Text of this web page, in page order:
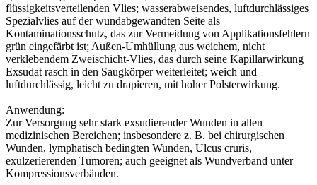
flüssigkeitsverteilenden Vlies; wasserabweisendes, luftdurchlässiges
Spezialvlies auf der wundabgewandten Seite als
Kontaminationsschutz, das zur Vermeidung von Applikationsfehlern
grün eingefärbt ist; Außen-Umhüllung aus weichem, nicht
verklebendem Zweischicht-Vlies, das durch seine Kapillarwirkung
Exsudat rasch in den Saugkörper weiterleitet; weich und
luftdurchlässig, leicht zu drapieren, mit hoher Polsterwirkung.
Anwendung:
Zur Versorgung sehr stark exsudierender Wunden in allen
medizinischen Bereichen; insbesondere z. B. bei chirurgischen
Wunden, lymphatisch bedingten Wunden, Ulcus cruris,
exulzerierenden Tumoren; auch geeignet als Wundverband unter
Kompressionsverbänden.